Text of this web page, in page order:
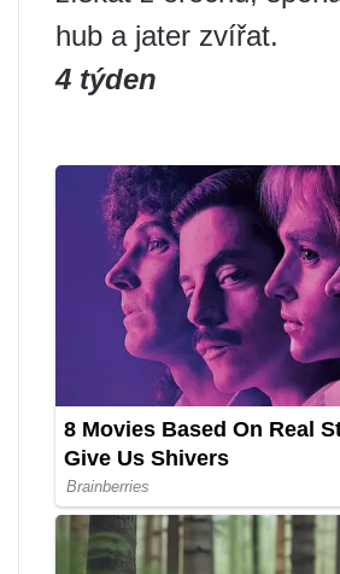
hub a jater zvířat.
4 týden